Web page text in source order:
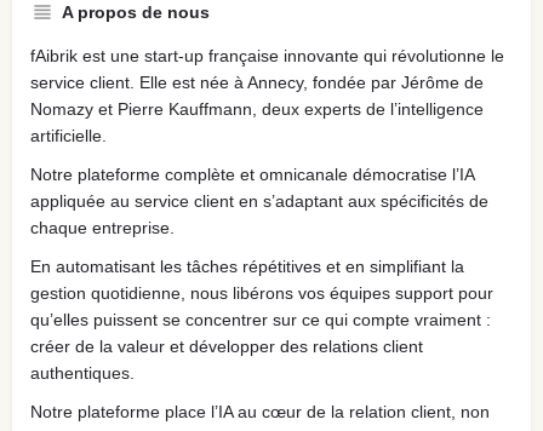
A propos de nous
fAibrik est une start-up française innovante qui révolutionne le
service client. Elle est née à Annecy, fondée par Jérôme de
Nomazy et Pierre Kauffmann, deux experts de l’intelligence
artificielle.
Notre plateforme complète et omnicanale démocratise l’IA
appliquée au service client en s’adaptant aux spécificités de
chaque entreprise.
En automatisant les tâches répétitives et en simplifiant la
gestion quotidienne, nous libérons vos équipes support pour
qu’elles puissent se concentrer sur ce qui compte vraiment :
créer de la valeur et développer des relations client
authentiques.
Notre plateforme place l’IA au cœur de la relation client, non